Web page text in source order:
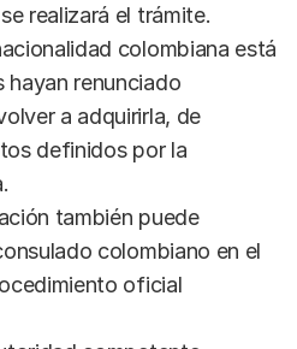
realizará el trámite.
colombiana está
hayan renunciado
a adquirirla, de
definidos por la
también puede
colombiano en el
oficial